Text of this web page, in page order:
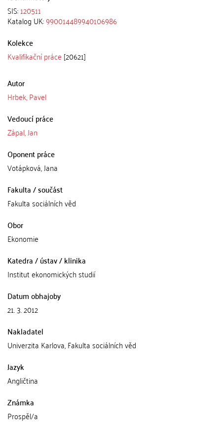
SIS:120511
Katalog UK:990014489940106986
Kolekce
Kvalifikační práce [20621]
Autor
Hrbek, Pavel
Vedoucí práce
Zápal, Jan
Oponent práce
Votápková, Jana
Fakulta / součást
Fakulta sociálních věd
Obor
Ekonomie
Katedra / ústav / klinika
Institut ekonomických studií
Datum obhajoby
21. 3. 2012
Nakladatel
Univerzita Karlova, Fakulta sociálních věd
Jazyk
Angličtina
Známka
Prospěl/a